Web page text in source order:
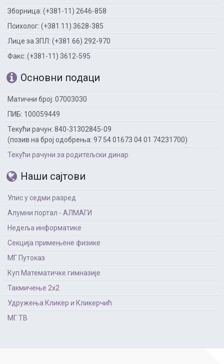
Зборница: (+381-11) 2646-858
Психолог: (+381 11) 3628-385
Лице за ЗПЛ: (+381 66) 292-970
Факс: (+381-11) 3612-595
Основни подаци
Матични број: 07003030
ПИБ: 100059449
Текући рачун: 840-31302845-09
(позив на број одобрења: 97 54 01673 04 01 74231700)
Текући рачуни за родитељски динар
Наши сајтови
Упис у седми разред
Алумни портал - АЛМАГИ
Недеља информатике
Секција примењене физике
МГ Путоказ
Куп Математичке гимназије
Такмичење 2х2
Удружења Кликер и Кликерчић
МГ ТВ